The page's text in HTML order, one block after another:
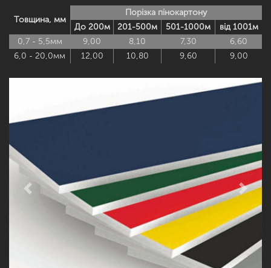
Товщина, мм
Порізка пінокартону
До 200м
201-500м 501-1000м
від 1001м
0,7 - 5,5мм
9,00 8,10 7,30
6,60
6,0 - 20,0мм
12,00 10,80 9,60 9,00
Previous Next